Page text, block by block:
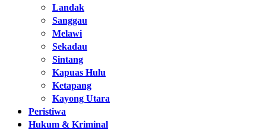
Landak
Sanggau
Melawi
Sekadau
Sintang
Kapuas Hulu
Ketapang
Kayong Utara
Peristiwa
Hukum & Kriminal